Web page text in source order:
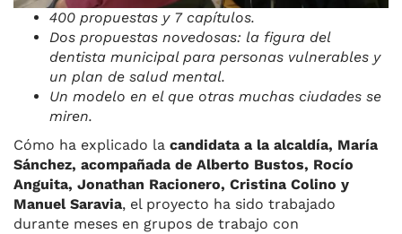
400 propuestas y 7 capítulos.
Dos propuestas novedosas: la figura del
dentista municipal para personas vulnerables y
un plan de salud mental.
Un modelo en el que otras muchas ciudades se
miren.
Cómo ha explicado la candidata a la alcaldía, María
Sánchez, acompañada de Alberto Bustos, Rocío
Anguita, Jonathan Racionero, Cristina Colino y
Manuel Saravia, el proyecto ha sido trabajado
durante meses en grupos de trabajo con